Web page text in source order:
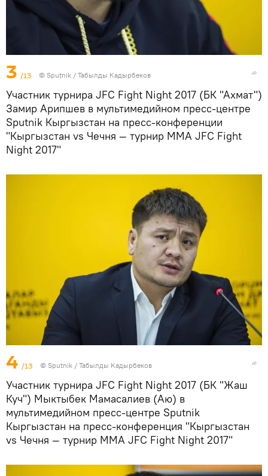
3 /13 © Sputnik / Табылды Кадырбеков
Участник турнира JFC Fight Night 2017 (БК "Ахмат")
Замир Арипшев в мультимедийном пресс-центре
Sputnik Кыргызстан на пресс-конференции
"Кыргызстан vs Чечня — турнир ММА JFC Fight
Night 2017"
4 /13 © Sputnik / Табылды Кадырбеков
Участник турнира JFC Fight Night 2017 (БК "Жаш
Куч") Мыктыбек Мамасалиев (Аю) в
мультимедийном пресс-центре Sputnik
Кыргызстан на пресс-конференция "Кыргызстан
vs Чечня — турнир ММА JFC Fight Night 2017"